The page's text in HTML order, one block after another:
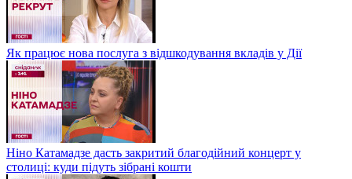
Як працює нова послуга з відшкодування вкладів у Дії
Ніно Катамадзе дасть закритий благодійний концерт у
столиці: куди підуть зібрані кошти